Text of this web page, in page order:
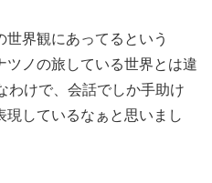
界観にあってるという
ノの旅している世界とは違
わけで、会話でしか手助け
現しているなぁと思いまし